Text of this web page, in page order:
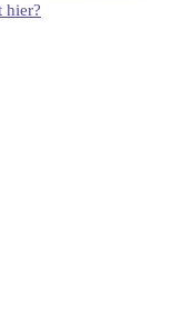
hier?